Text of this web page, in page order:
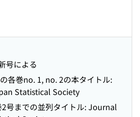
号による
各巻no. 1, no. 2の本タイトル:
Statistical Society
号までの並列タイトル: Journal